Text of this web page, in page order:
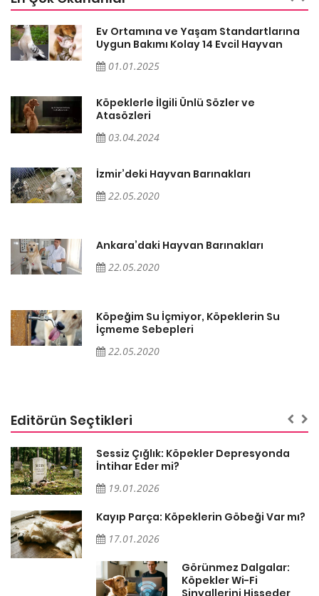
Ev Ortamına ve Yaşam Standartlarına
Uygun Bakımı Kolay 14 Evcil Hayvan
01.01.2025
Köpeklerle İlgili Ünlü Sözler ve
Atasözleri
03.04.2024
İzmir’deki Hayvan Barınakları
22.05.2020
Ankara’daki Hayvan Barınakları
22.05.2020
Köpeğim Su İçmiyor, Köpeklerin Su
İçmeme Sebepleri
22.05.2020
Editörün Seçtikleri
Sessiz Çığlık: Köpekler Depresyonda
İntihar Eder mi?
19.01.2026
Kayıp Parça: Köpeklerin Göbeği Var mı?
17.01.2026
Görünmez Dalgalar:
Köpekler Wi-Fi
Sinyallerini Hisseder